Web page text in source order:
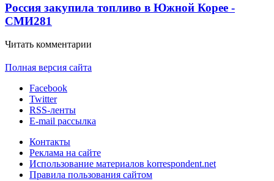
Россия закупила топливо в Южной Корее -
СМИ281
Читать комментарии
Полная версия сайта
Facebook
Twitter
RSS-ленты
E-mail рассылка
Контакты
Реклама на сайте
Использование материалов korrespondent.net
Правила пользования сайтом